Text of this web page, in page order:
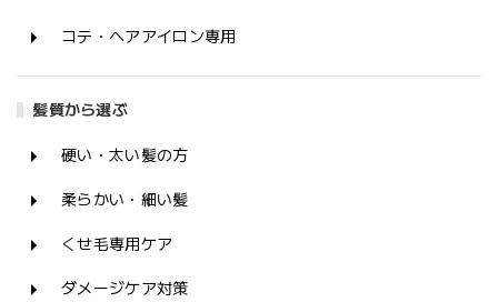
コテ・ヘアアイロン専用
髪質から選ぶ
硬い・太い髪の方
柔らかい・細い髪
くせ毛専用ケア
ダメージケア対策